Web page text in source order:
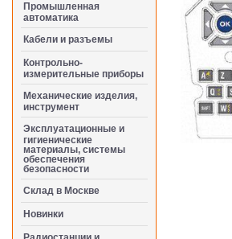
Промышленная
автоматика
Кабели и разъемы
Контрольно-
измерительные приборы
Механические изделия,
инструмент
Эксплуатационные и
гигиенические
материалы, системы
обеспечения
безопасности
Cклад в Москве
Новинки